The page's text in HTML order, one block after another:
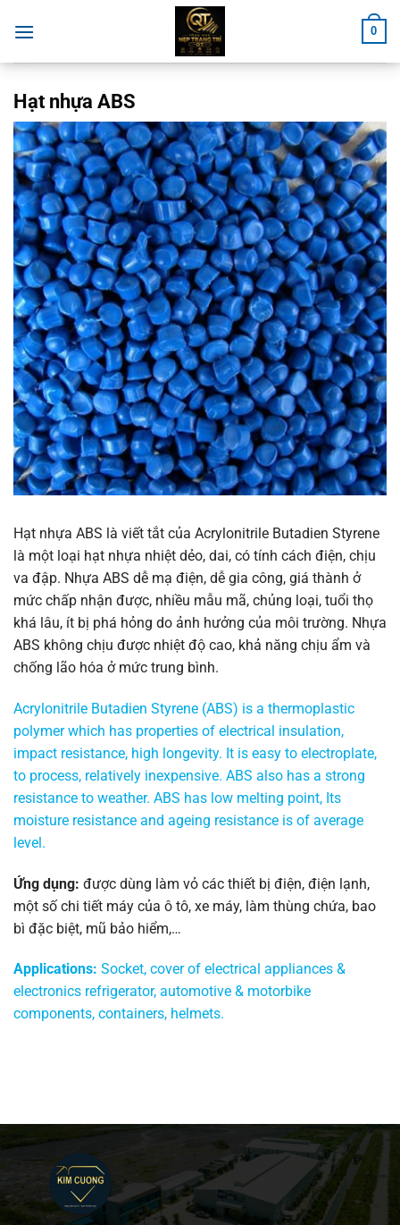
đến
0
Hạt nhựa ABS
Hạt nhựa ABS là viết tắt của Acrylonitrile Butadien Styrene
là một loại hạt nhựa nhiệt dẻo, dai, có tính cách điện, chịu
va đập. Nhựa ABS dễ mạ điện, dễ gia công, giá thành ở
mức chấp nhận được, nhiều mẫu mã, chủng loại, tuổi thọ
khá lâu, ít bị phá hỏng do ảnh hưởng của môi trường. Nhựa
ABS không chịu được nhiệt độ cao, khả năng chịu ẩm và
chống lão hóa ở mức trung bình.
Acrylonitrile Butadien Styrene (ABS) is a thermoplastic
polymer which has properties of electrical insulation,
impact resistance, high longevity. It is easy to electroplate,
to process, relatively inexpensive. ABS also has a strong
resistance to weather. ABS has low melting point, Its
moisture resistance and ageing resistance is of average
level.
Ứng dụng: được dùng làm vỏ các thiết bị điện, điện lạnh,
một số chi tiết máy của ô tô, xe máy, làm thùng chứa, bao
bì đặc biệt, mũ bảo hiểm,…
Applications: Socket, cover of electrical appliances &
electronics refrigerator, automotive & motorbike
components, containers, helmets.